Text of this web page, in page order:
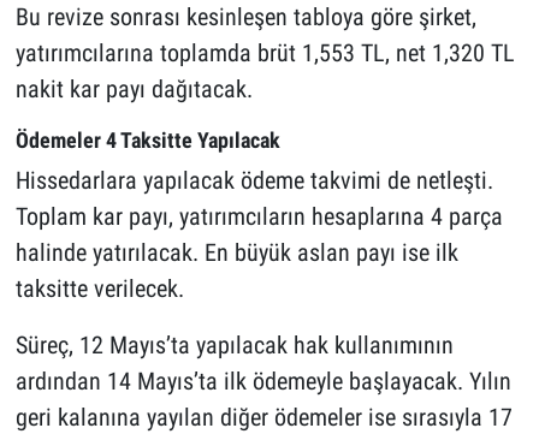
Bu revize sonrası kesinleşen tabloya göre şirket,
yatırımcılarına toplamda brüt 1,553 TL, net 1,320 TL
nakit kar payı dağıtacak.
Ödemeler 4 Taksitte Yapılacak
Hissedarlara yapılacak ödeme takvimi de netleşti.
Toplam kar payı, yatırımcıların hesaplarına 4 parça
halinde yatırılacak. En büyük aslan payı ise ilk
taksitte verilecek.
Süreç, 12 Mayıs’ta yapılacak hak kullanımının
ardından 14 Mayıs’ta ilk ödemeyle başlayacak. Yılın
geri kalanına yayılan diğer ödemeler ise sırasıyla 17